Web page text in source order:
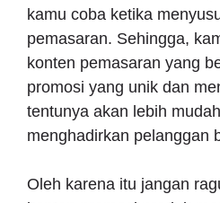
kamu coba ketika
pemasaran. Sehingga,
konten pemasaran yang
promosi yang unik dan
tentunya akan lebih
menghadirkan pelanggan
Oleh karena itu jangan